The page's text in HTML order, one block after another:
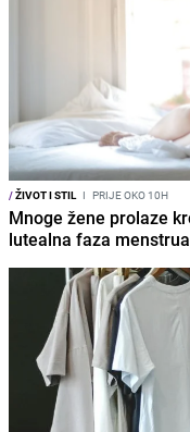
/ŽIVOT I STIL I PRIJE OKO 10H
Mnoge žene prolaze
lutealna faza